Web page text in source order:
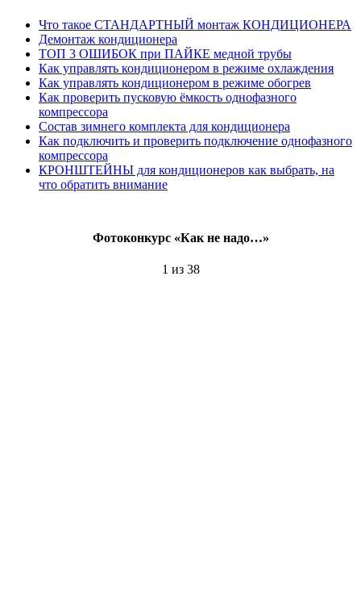
Что такое СТАНДАРТНЫЙ монтаж КОНДИЦИОНЕРА
Демонтаж кондиционера
ТОП 3 ОШИБОК при ПАЙКЕ медной трубы
Как управлять кондиционером в режиме охлаждения
Как управлять кондиционером в режиме обогрев
Как проверить пусковую ёмкость однофазного
компрессора
Состав зимнего комплекта для кондиционера
Как подключить и проверить подключение однофазного
компрессора
КРОНШТЕЙНЫ для кондиционеров как выбрать, на
что обратить внимание
Фотоконкурс «Как не надо…»
1 из 38